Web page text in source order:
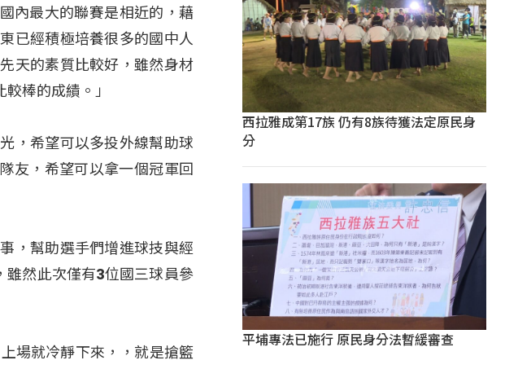
內最大的聯賽是相近的，藉
已經積極培養很多的國中人
天的素質比較好，雖然身材
棒的成績。」
，希望可以多投外線幫助球
友，希望可以拿一個冠軍回
，幫助選手們增進球技與經
然此次僅有3位國三球員參
場就冷靜下來，，就是搶籃
西拉雅成第17族 仍有8族待獲法定原民身
分
平埔專法已施行 原民身分法暫緩審查